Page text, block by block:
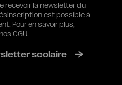
recevoir la newsletter du
est possible à
Pour en savoir plus,
CGU.
scolaire